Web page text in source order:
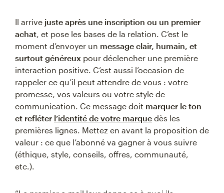
Il arrive juste après une inscription ou un premier
achat , et pose les bases de la relation. C’est le
moment d’envoyer un message clair, humain, et
surtout généreux pour déclencher une première
interaction positive. C’est aussi l’occasion de
rappeler ce qu’il peut attendre de vous : votre
promesse, vos valeurs ou votre style de
communication. Ce message doit marquer le ton
et refléter l’identité de votre marque dès les
premières lignes. Mettez en avant la proposition de
valeur : ce que l’abonné va gagner à vous suivre
(éthique, style, conseils, offres, communauté,
etc.).